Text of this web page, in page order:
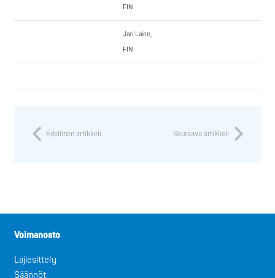
FIN
Jari Laine,
FIN
Edellinen artikkeli Seuraava artikkeli
Voimanosto
Lajiesittely
Säännöt